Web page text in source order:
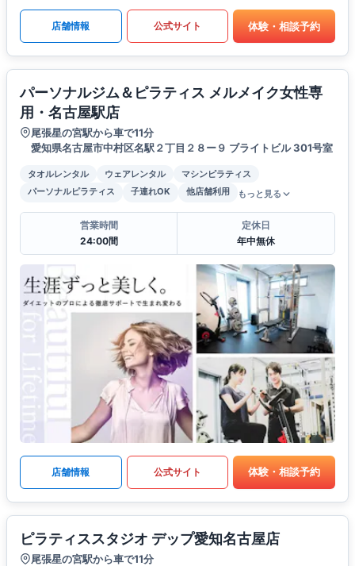
店舗情報 公式サイト 体験・相談予約
パーソナルジム＆ピラティス メルメイク女性専
用・名古屋駅店
尾張星の宮駅から車で11分
愛知県名古屋市中村区名駅２丁目２８ー９ ブライトビル 301号室
タオルレンタル ウェアレンタル
マシンピラティス
パーソナルピラティス
子連れOK 他店舗利用 もっと見る
営業時間
24:00間
定休日
年中無休
店舗情報 公式サイト 体験・相談予約
ピラティススタジオ デップ愛知名古屋店
尾張星の宮駅から車で11分